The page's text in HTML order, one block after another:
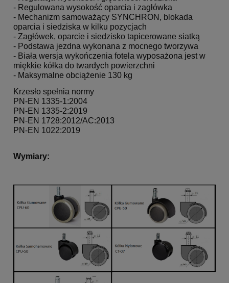
- Regulowana wysokość oparcia i zagłówka
- Mechanizm samoważący SYNCHRON, blokada
oparcia i siedziska w kilku pozycjach
- Zagłówek, oparcie i siedzisko tapicerowane siatką
- Podstawa jezdna wykonana z mocnego tworzywa
- Biała wersja wykończenia fotela wyposażona jest w
miękkie kółka do twardych powierzchni
- Maksymalne obciążenie 130 kg
Krzesło spełnia normy
PN-EN 1335-1:2004
PN-EN 1335-2:2019
PN-EN 1728:2012/AC:2013
PN-EN 1022:2019
Wymiary: